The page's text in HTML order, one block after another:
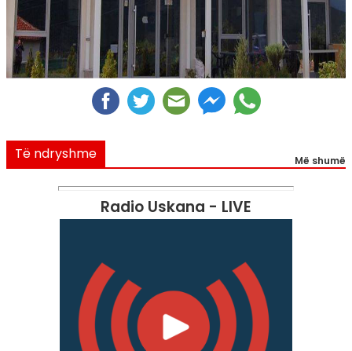
Të ndryshme Më shumë
Radio Uskana - LIVE